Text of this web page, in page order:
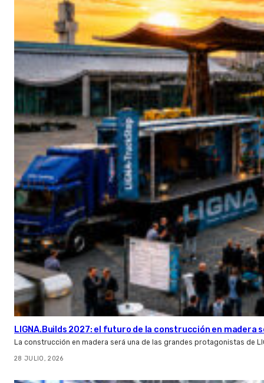
LIGNA.Builds 2027: el futuro de la construcción en madera
La construcción en madera será una de las grandes protagonistas de
28 JULIO, 2026